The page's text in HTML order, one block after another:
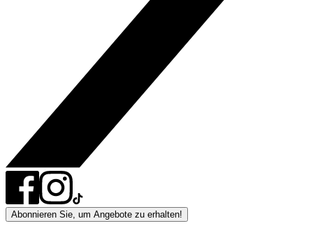
Abonnieren Sie, um Angebote zu erhalten!